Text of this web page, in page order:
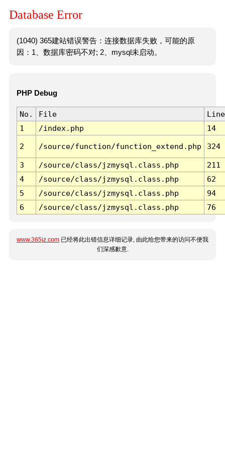
Database Error
(1040) 365建站错误警告：连接数据库失败，可能的原
因：1、数据库密码不对; 2、mysql未启动。
PHP Debug
No. File
Line
1
/index.php 14
2 /source/function/function_extend.php 324
3 /source/class/jzmysql.class.php
211
4
/source/class/jzmysql.class.php
62
5
/source/class/jzmysql.class.php
94
6
/source/class/jzmysql.class.php 76
www.365jz.com 已经将此出错信息详细记录, 由此给您带来的访问不便我
们深感歉意.